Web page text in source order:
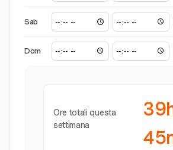
Sab
Dom
Ore totali questa
settimana